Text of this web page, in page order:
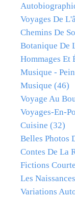
Voyages De
Chemins De
Botanique De
Hommages Et
Musique -
Musique (46)
Voyage Au
Voyages-En-
Cuisine (32)
Belles Photos
Contes De La
Fictions
Les
Variations